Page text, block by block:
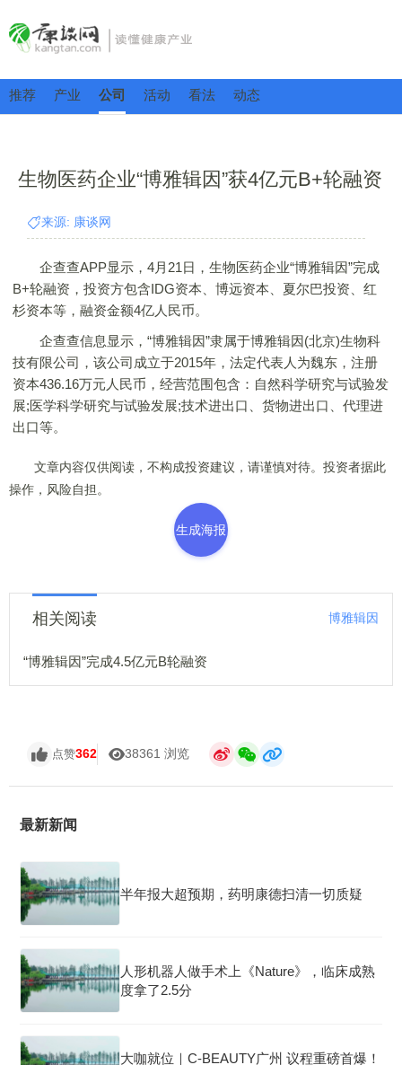
推荐 产业 公司 活动 看法 动态
生物医药企业“博雅辑因”获4亿元B+轮融资
来源: 康谈网
企查查APP显示，4月21日，生物医药企业“博雅辑因”完成
B+轮融资，投资方包含IDG资本、博远资本、夏尔巴投资、红
杉资本等，融资金额4亿人民币。
企查查信息显示，“博雅辑因”隶属于博雅辑因(北京)生物科
技有限公司，该公司成立于2015年，法定代表人为魏东，注册
资本436.16万元人民币，经营范围包含：自然科学研究与试验发
展;医学科学研究与试验发展;技术进出口、货物进出口、代理进
出口等。
文章内容仅供阅读，不构成投资建议，请谨慎对待。投资者据此
操作，风险自担。
生成海报
相关阅读 博雅辑因
“博雅辑因”完成4.5亿元B轮融资
点赞362 38361 浏览
最新新闻
半年报大超预期，药明康德扫清一切质疑
人形机器人做手术上《Nature》，临床成熟
度拿了2.5分
大咖就位｜C-BEAUTY广州 议程重磅首爆！